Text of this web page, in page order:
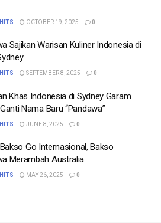
OCTOBER 19, 2025 0
Sajikan Warisan Kuliner Indonesia di
SEPTEMBER 8, 2025 0
Khas Indonesia di Sydney Garam
Nama Baru “Pandawa”
JUNE 8, 2025 0
Go Internasional, Bakso
Merambah Australia
MAY 26, 2025 0